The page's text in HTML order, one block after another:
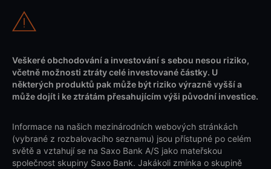
Veškeré obchodování a investování s sebou nesou riziko,
včetně možnosti ztráty celé investované částky. U
některých produktů pak může být riziko výrazně vyšší a
může dojít i ke ztrátám přesahujícím výši původní investice.
Informace na našich mezinárodních webových stránkách
(vybrané z rozbalovacího seznamu) jsou přístupné po celém
světě a vztahují se na Saxo Bank A/S jako mateřskou
společnost skupiny Saxo Bank. Jakákoli zmínka o skupině